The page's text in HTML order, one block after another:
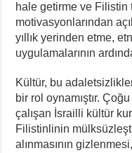
hale getirme ve Filistin
motivasyonlarından
yıllık yerinden etme,
uygulamalarının
Kültür, bu
bir rol oynamıştır.
çalışan İsrailli kültür
Filistinlinin
alınmasının